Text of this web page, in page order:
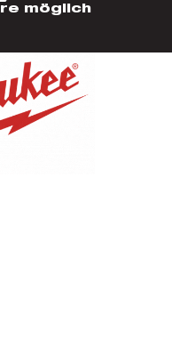
möglich